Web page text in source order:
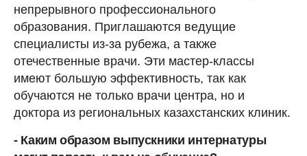
непрерывного профессионального
образования. Приглашаются ведущие
специалисты из-за рубежа, а также
отечественные врачи. Эти мастер-классы
имеют большую эффективность, так как
обучаются не только врачи центра, но и
доктора из региональных казахстанских клиник.
- Каким образом выпускники интернатуры